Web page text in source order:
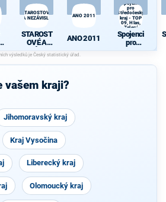
STAROSTOVÉ
A NEZÁVISLÍ
STAROST
OVÉ A
NEZÁVISL
Í
ANO 2011
ANO 2011
Spojenci
pro
Středočeský
kraj - TOP
09, Hlas,
Zelení
Spojenci
pro
Středočes
TOP 09,
vašem kraji?
Jihomoravský kraj
Kraj Vysočina
Liberecký kraj
Olomoucký kraj